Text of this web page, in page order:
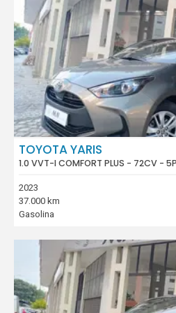
TOYOTA YARIS
1.0 VVT-I COMFORT PLUS - 72CV - 5P
2023
37.000 km
Gasolina